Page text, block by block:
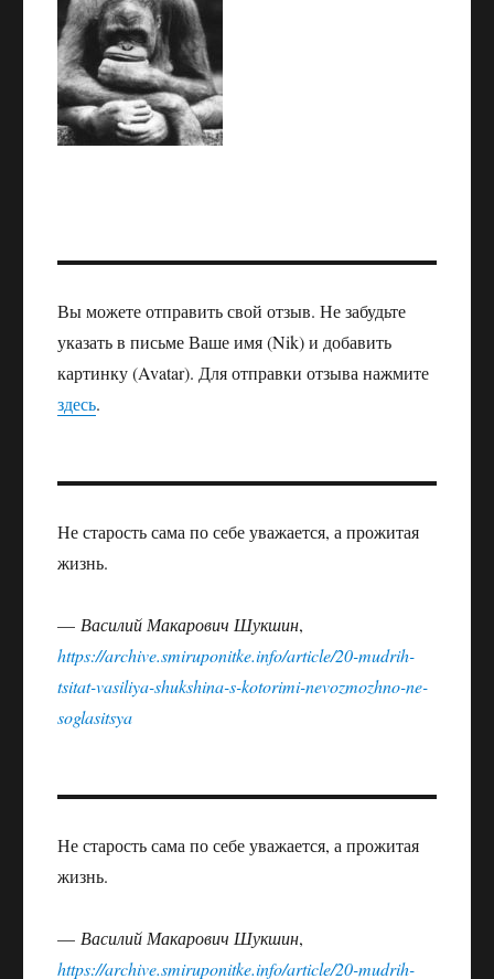
Вы можете отправить свой отзыв. Не забудьте
указать в письме Ваше имя (Nik) и добавить
картинку (Avatar). Для отправки отзыва нажмите
здесь.
Не старость сама по себе уважается, а прожитая
жизнь.
—Василий Макарович Шукшин,
https://archive.smiruponitke.info/article/20-mudrih-
tsitat-vasiliya-shukshina-s-kotorimi-nevozmozhno-ne-
soglasitsya
Не старость сама по себе уважается, а прожитая
жизнь.
—Василий Макарович Шукшин,
https://archive.smiruponitke.info/article/20-mudrih-